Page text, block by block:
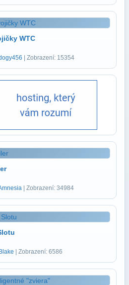
WTC
| Zobrazení: 15354
| Zobrazení: 34984
| Zobrazení: 6586